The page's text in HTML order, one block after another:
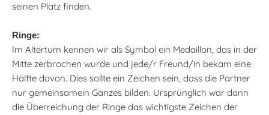
seinen Platz finden.
Ringe:
Im Altertum kennen wir als Symbol ein Medaillon, das in der
Mitte zerbrochen wurde und jede/r Freund/in bekam eine
Hälfte davon. Dies sollte ein Zeichen sein, dass die Partner
nur gemeinsamein Ganzes bilden. Ursprünglich war dann
die Überreichung der Ringe das wichtigste Zeichen der